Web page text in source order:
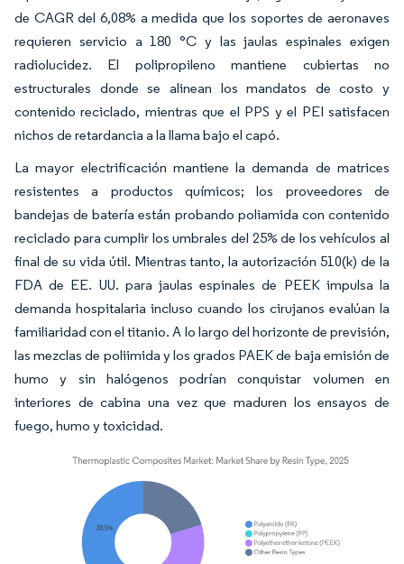
de CAGR del 6,08% a medida que los soportes de aeronaves
requieren servicio a 180 °C y las jaulas espinales exigen
radiolucidez. El polipropileno mantiene cubiertas no
estructurales donde se alinean los mandatos de costo y
contenido reciclado, mientras que el PPS y el PEI satisfacen
nichos de retardancia a la llama bajo el capó.
La mayor electrificación mantiene la demanda de matrices
resistentes a productos químicos; los proveedores de
bandejas de batería están probando poliamida con contenido
reciclado para cumplir los umbrales del 25% de los vehículos al
final de su vida útil. Mientras tanto, la autorización 510(k) de la
FDA de EE. UU. para jaulas espinales de PEEK impulsa la
demanda hospitalaria incluso cuando los cirujanos evalúan la
familiaridad con el titanio. A lo largo del horizonte de previsión,
las mezclas de poliimida y los grados PAEK de baja emisión de
humo y sin halógenos podrían conquistar volumen en
interiores de cabina una vez que maduren los ensayos de
fuego, humo y toxicidad.